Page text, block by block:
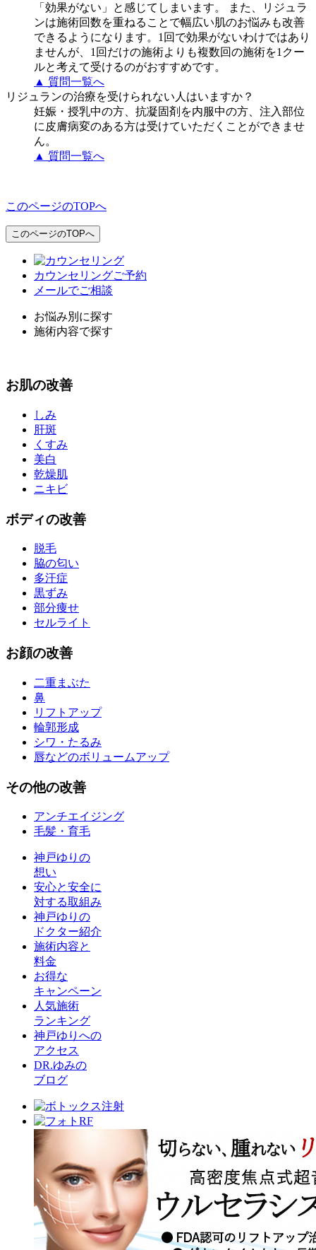
「効果がない」と感じてしまいます。 また、リジュラ
ンは施術回数を重ねることで幅広い肌のお悩みも改善
できるようになります。1回で効果がないわけではあり
ませんが、1回だけの施術よりも複数回の施術を1クー
ルと考えて受けるのがおすすめです。
▲ 質問一覧へ
リジュランの治療を受けられない人はいますか？
妊娠・授乳中の方、抗凝固剤を内服中の方、注入部位
に皮膚病変のある方は受けていただくことができませ
ん。
▲ 質問一覧へ
このページのTOPへ
このページのTOPへ
カウンセリングご予約
メールでご相談
お悩み別に探す
施術内容で探す
お肌の改善
しみ
肝斑
くすみ
美白
乾燥肌
ニキビ
ボディの改善
脱毛
脇の匂い
多汗症
黒ずみ
部分痩せ
セルライト
お顔の改善
二重まぶた
鼻
リフトアップ
輪郭形成
シワ・たるみ
唇などのボリュームアップ
その他の改善
アンチエイジング
毛髪・育毛
神戸ゆりの
想い
安心と安全に
対する取組み
神戸ゆりの
ドクター紹介
施術内容と
料金
お得な
キャンペーン
人気施術
ランキング
神戸ゆりへの
アクセス
DR.ゆみの
ブログ